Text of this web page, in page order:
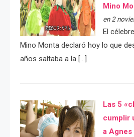
Mino
en 2
El
Mino Monta declaró hoy lo que
años saltaba a la […]
Las 5
cumplir
a Agnes